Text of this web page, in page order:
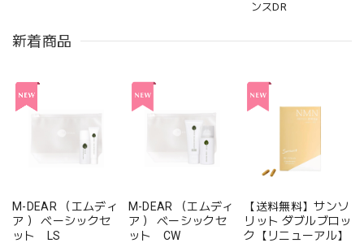
ンスDR
新着商品
M-DEAR （エムディ
ア ） ベーシックセ
ット LS
M-DEAR （エムディ
ア ） ベーシックセ
ット CW
【送料無料】サンソ
リット ダブルブロッ
ク【リニューアル】